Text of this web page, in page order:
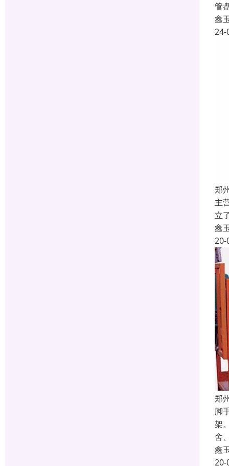
管
鑫
24-
郑
主
立
鑫
20-
郑
脚
架
舍
鑫
20-